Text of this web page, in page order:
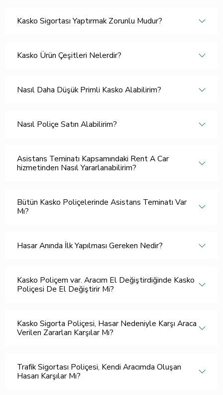
Kasko Sigortası Yaptırmak Zorunlu Mudur?
Kasko Ürün Çeşitleri Nelerdir?
Nasıl Daha Düşük Primli Kasko Alabilirim?
Nasıl Poliçe Satın Alabilirim?
Asistans Teminatı Kapsamındaki Rent A Car
hizmetinden Nasıl Yararlanabilirim?
Bütün Kasko Poliçelerinde Asistans Teminatı Var
Mı?
Hasar Anında İlk Yapılması Gereken Nedir?
Kasko Poliçem var. Aracım El Değiştirdiğinde Kasko
Poliçesi De El Değiştirir Mi?
Kasko Sigorta Poliçesi, Hasar Nedeniyle Karşı Araca
Verilen Zararları Karşılar Mı?
Trafik Sigortası Poliçesi, Kendi Aracımda Oluşan
Hasarı Karşılar Mı?